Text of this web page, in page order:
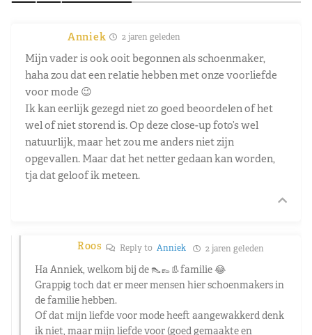
Anniek 2 jaren geleden
Mijn vader is ook ooit begonnen als schoenmaker,
haha zou dat een relatie hebben met onze voorliefde
voor mode 😉
Ik kan eerlijk gezegd niet zo goed beoordelen of het
wel of niet storend is. Op deze close-up foto’s wel
natuurlijk, maar het zou me anders niet zijn
opgevallen. Maar dat het netter gedaan kan worden,
tja dat geloof ik meteen.
Roos Reply to Anniek 2 jaren geleden
Ha Anniek, welkom bij de 👠👞👢familie 😂
Grappig toch dat er meer mensen hier schoenmakers in
de familie hebben.
Of dat mijn liefde voor mode heeft aangewakkerd denk
ik niet, maar mijn liefde voor (goed gemaakte en